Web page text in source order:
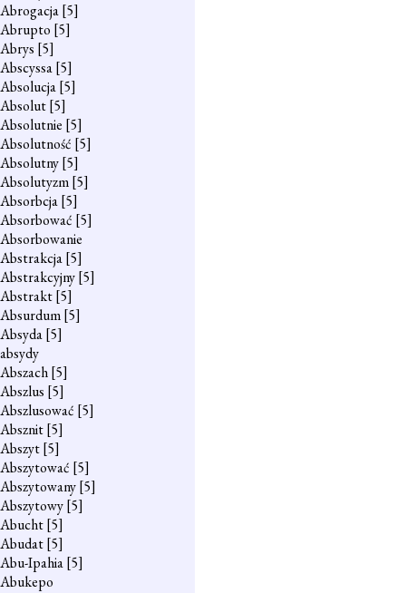
Abrogacja[5]
Abrupto [5]
Abrys [5]
Abscyssa[5]
Absolucja[5]
Absolut[5]
Absolutnie [5]
Absolutność [5]
Absolutny[5]
Absolutyzm[5]
Absorbcja[5]
Absorbować [5]
Absorbowanie
Abstrakcja[5]
Abstrakcyjny[5]
Abstrakt[5]
Absurdum[5]
Absyda[5]
absydy
Abszach[5]
Abszlus [5]
Abszlusować [5]
Absznit[5]
Abszyt[5]
Abszytować [5]
Abszytowany[5]
Abszytowy[5]
Abucht[5]
Abudat[5]
Abu-Ipahia[5]
Abukepo